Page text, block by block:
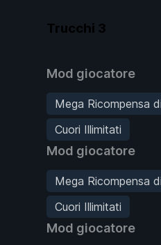
Trucchi 3
Mod giocatore
Mega Ricompensa
Cuori Illimitati
Mod giocatore
Mega Ricompensa
Cuori Illimitati
Mod giocatore